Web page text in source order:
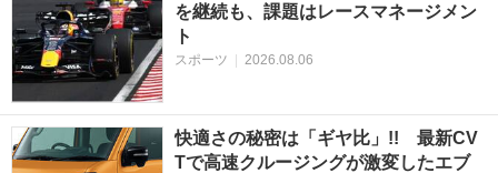
を継続も、課題はレースマネージメン
ト
スポーツ | 2026.08.06
快適さの秘密は「ギヤ比」!! 最新CV
Tで高速クルージングが激変したエブ